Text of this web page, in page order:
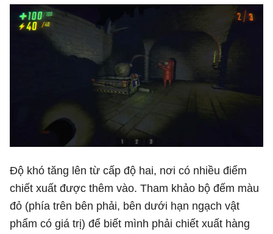
Độ khó tăng lên từ cấp độ hai, nơi có nhiều điểm
chiết xuất được thêm vào. Tham khảo bộ đếm màu
đỏ (phía trên bên phải, bên dưới hạn ngạch vật
phẩm có giá trị) để biết mình phải chiết xuất hàng